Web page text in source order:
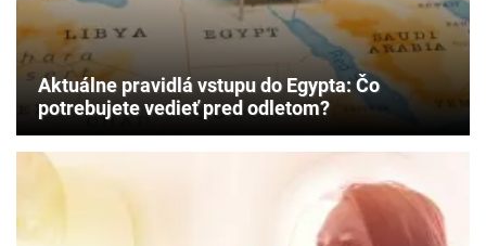
Aktuálne pravidlá vstupu do Egypta: Čo
potrebujete vedieť pred odletom?